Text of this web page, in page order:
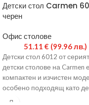
Детски стол Carmen
черен
Офис столове
51.11 € (99.96 лв.)
Детски стол 6012 от
детски столове на Carmen е
компактен и изчистен
особено подходящ като
стол за